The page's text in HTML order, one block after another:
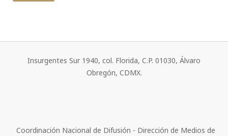
Insurgentes Sur 1940, col. Florida, C.P. 01030, Álvaro
Obregón, CDMX.
Coordinación Nacional de Difusión - Dirección de Medios de